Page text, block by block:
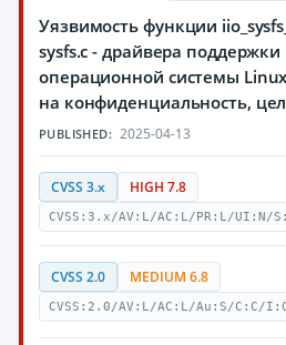
Уязвимость функции
sysfs.c - драйвера
операционной системы
на конфиденциальность,
PUBLISHED: 2025-04-13
CVSS 3.x HIGH 7.8
CVSS:3.x/AV:L/AC:L/PR:L/UI:N/
CVSS 2.0 MEDIUM 6.8
CVSS:2.0/AV:L/AC:L/Au:S/C:C/